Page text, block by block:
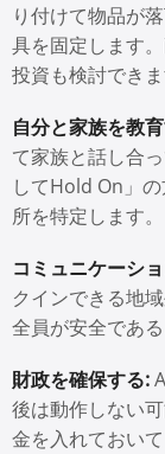
り付けて物品が
具を固定します
投資も検討できま
自分と家族を教
て家族と話し合
してHold On」
所を特定します。
コミュニケーシ
クインできる地
全員が安全であ
財政を確保する:
後は動作しない
金を入れておい